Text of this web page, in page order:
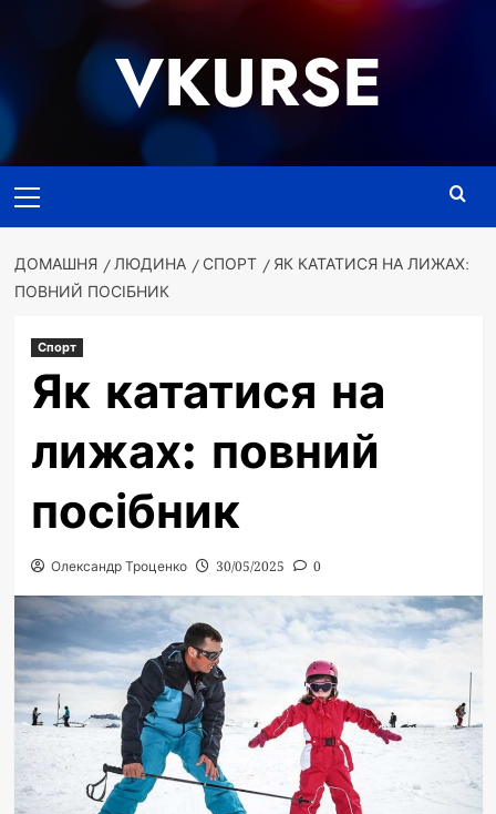
VKURSE
меню
ДОМАШНЯ ЛЮДИНА СПОРТ
ЯК КАТАТИСЯ НА ЛИЖАХ:
ПОВНИЙ ПОСІБНИК
Спорт
Як кататися на
лижах: повний
посібник
Олександр Троценко 30/05/2025 0